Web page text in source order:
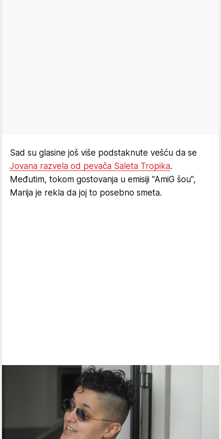
Sad su glasine još više podstaknute vešću da se
Jovana razvela od pevača Saleta Tropika.
Međutim, tokom gostovanja u emisiji "AmiG šou",
Marija je rekla da joj to posebno smeta.